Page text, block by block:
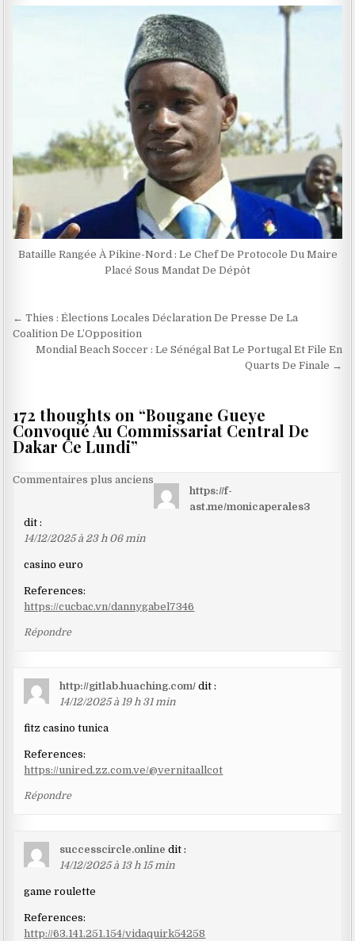
Bataille Rangée À Pikine-Nord : Le Chef De Protocole Du Maire
Placé Sous Mandat De Dépôt
Navigation
de
← Thies : Élections Locales Déclaration De Presse De La
Coalition De L’Opposition
Mondial Beach Soccer : Le Sénégal Bat Le Portugal Et File En
Quarts De Finale →
172 thoughts on “Bougane Gueye
Convoqué Au Commissariat Central De
Dakar Ce Lundi”
Navigation
les
commentaires
Commentaires plus anciens
https://f-
ast.me/monicaperales3
dit :
14/12/2025 à 23 h 06 min
casino euro
References:
https://cucbac.vn/dannygabel7346
Répondre
http://gitlab.huaching.com/ dit :
14/12/2025 à 19 h 31 min
fitz casino tunica
References:
https://unired.zz.com.ve/@vernitaallcot
Répondre
successcircle.online dit :
14/12/2025 à 13 h 15 min
game roulette
References:
http://63.141.251.154/vidaquirk54258